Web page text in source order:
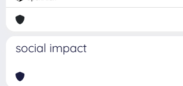
social impact